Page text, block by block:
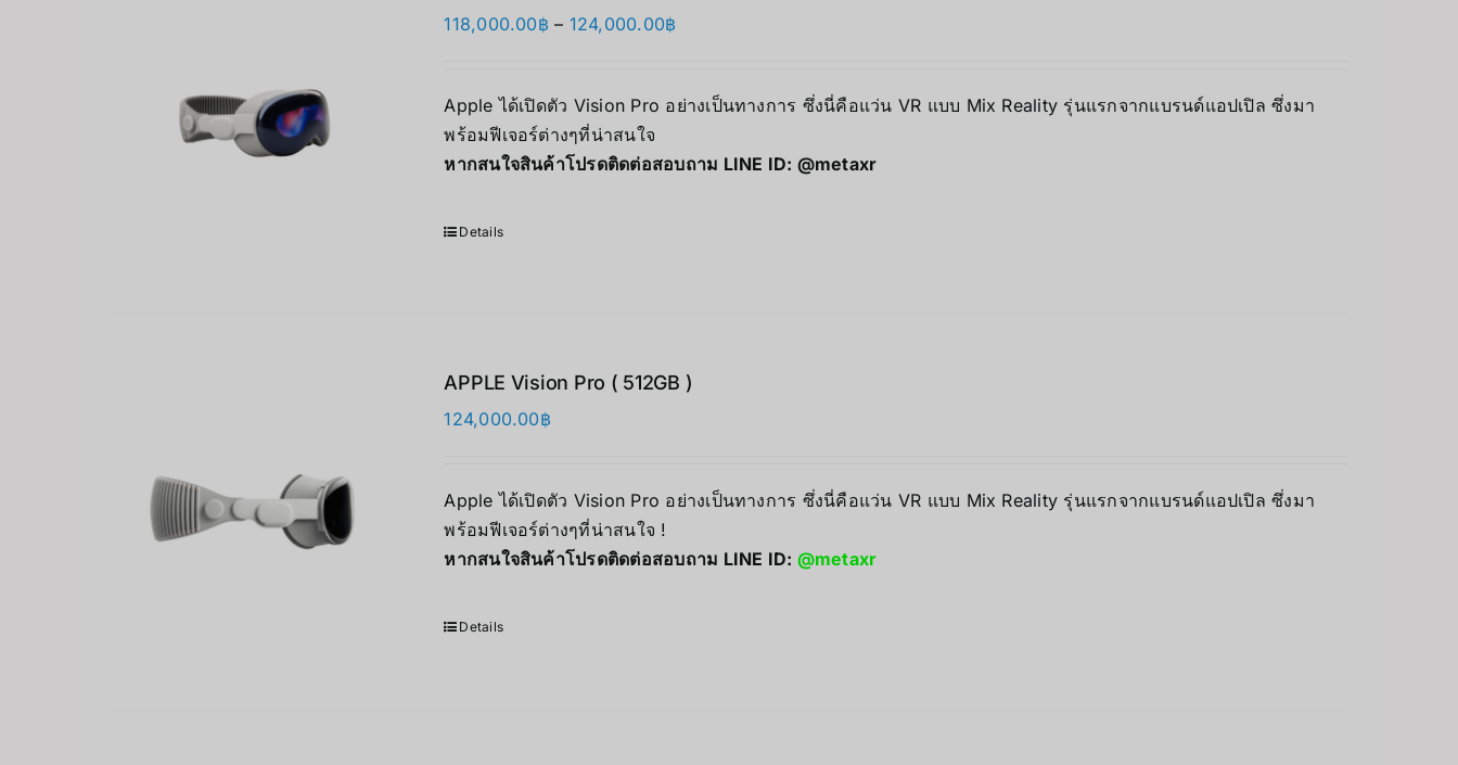
118,000.00฿ – 124,000.00฿
118,000.00฿
124,000.00฿
Apple ได้เปิดตัว Vision Pro อย่างเป็นทางการ ซึ่งนี่คือแว่น VR แบบ Mix Reality รุ่นแรกจากแบรนด์แอปเปิล ซึ่งมา
พร้อมฟีเจอร์ต่างๆที่น่าสนใจ
หากสนใจสินค้าโปรดติดต่อสอบถาม LINE ID: @metaxr
Details
APPLE Vision Pro ( 512GB )
124,000.00฿
Apple ได้เปิดตัว Vision Pro อย่างเป็นทางการ ซึ่งนี่คือแว่น VR แบบ Mix Reality รุ่นแรกจากแบรนด์แอปเปิล ซึ่งมา
พร้อมฟีเจอร์ต่างๆที่น่าสนใจ !
หากสนใจสินค้าโปรดติดต่อสอบถาม LINE ID: @metaxr
Details